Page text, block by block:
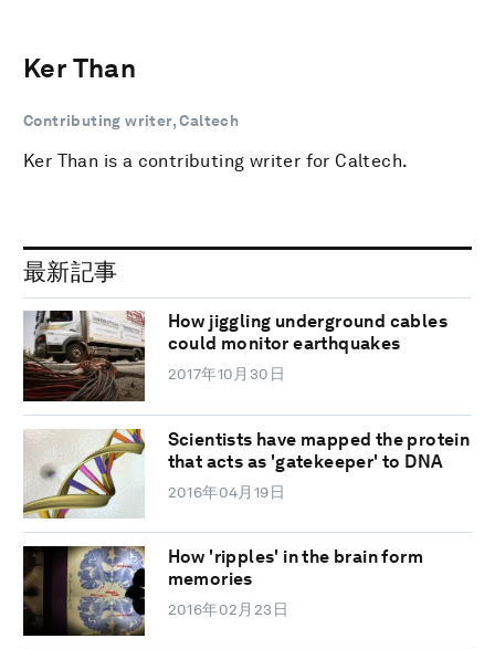
Ker Than
Contributing writer, Caltech
Ker Than is a contributing writer for Caltech.
最新記事
How jiggling underground cables
could monitor earthquakes
2017年10月30日
Scientists have mapped the protein
that acts as 'gatekeeper' to DNA
2016年04月19日
How 'ripples' in the brain form
memories
2016年02月23日